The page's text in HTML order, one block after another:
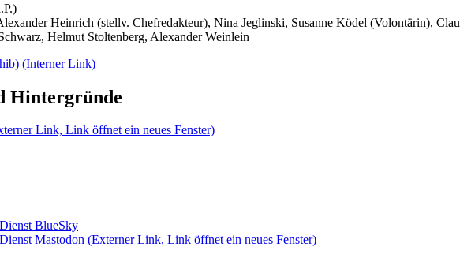
Heinrich (stellv. Chefredakteur), Nina Jeglinski, Susanne Ködel (Volontärin),
Helmut Stoltenberg, Alexander Weinlein
(Interner Link)
Hintergründe
Link, Link öffnet ein neues Fenster)
BlueSky
Mastodon (Externer Link, Link öffnet ein neues Fenster)